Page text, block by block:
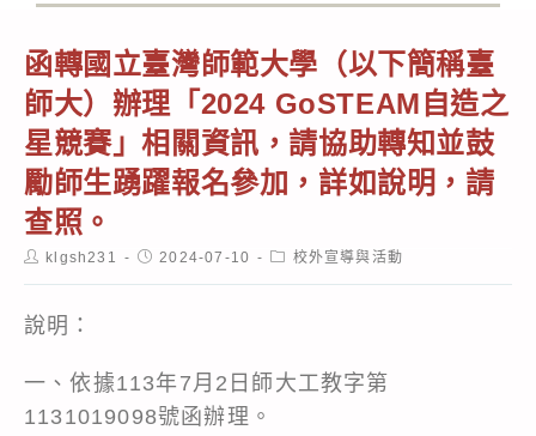
函轉國立臺灣師範大學（以下簡稱臺
師大）辦理「2024 GoSTEAM自造之
星競賽」相關資訊，請協助轉知並鼓
勵師生踴躍報名參加，詳如說明，請
查照。
Postklgsh231
Post2024-07-10
Post校外宣導與活動
說明：
一、依據113年7月2日師大工教字第
1131019098號函辦理。